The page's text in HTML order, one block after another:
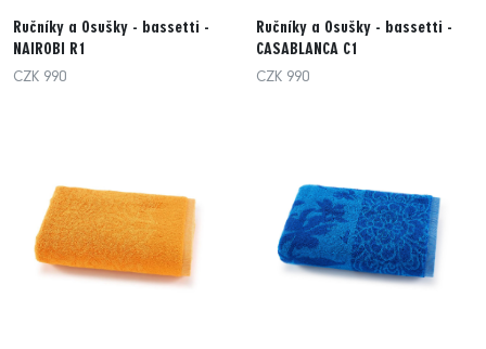
Ručníky a Osušky - bassetti -
NAIROBI R1
CZK 990
Ručníky a Osušky - bassetti -
CASABLANCA C1
CZK 990